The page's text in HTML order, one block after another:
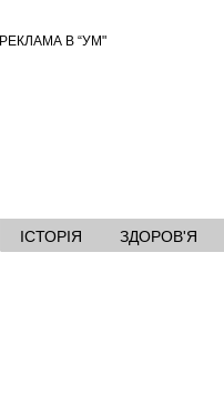
РЕКЛАМА В “УМ"
ІСТОРІЯ ЗДОРОВ'Я